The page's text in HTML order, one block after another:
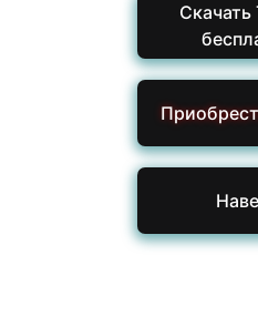
Скачать